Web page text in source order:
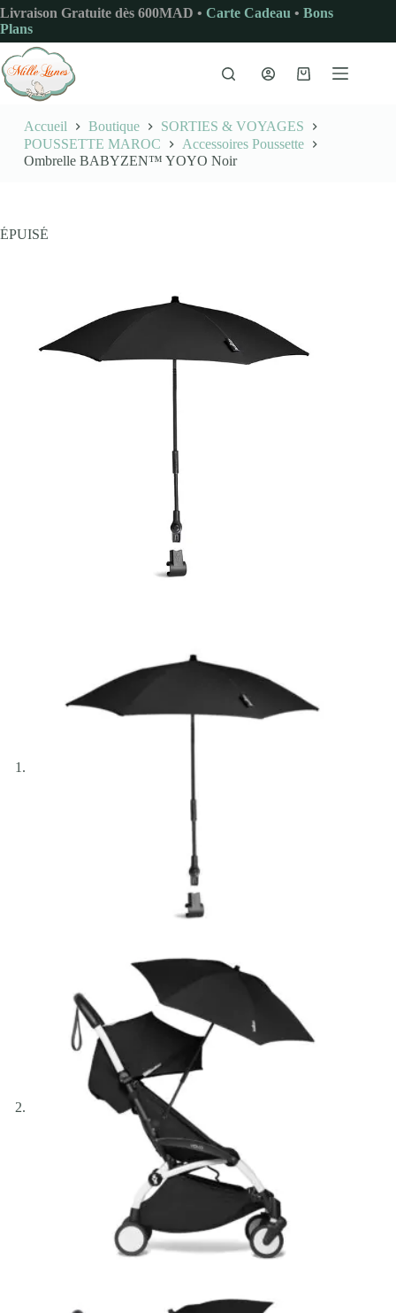
Passer
au
contenu
Livraison Gratuite dès 600MAD • Carte Cadeau • Bons
Plans
Panier
Accueil Boutique
SORTIES & VOYAGES
POUSSETTE MAROC
Accessoires Poussette
Ombrelle BABYZEN™ YOYO Noir
ÉPUISÉ